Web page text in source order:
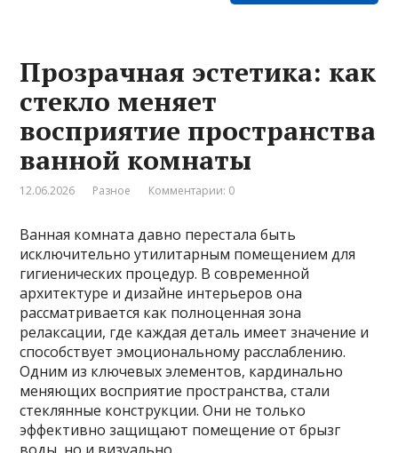
Прозрачная эстетика: как
стекло меняет
восприятие пространства
ванной комнаты
12.06.2026 Разное Комментарии: 0
Ванная комната давно перестала быть
исключительно утилитарным помещением для
гигиенических процедур. В современной
архитектуре и дизайне интерьеров она
рассматривается как полноценная зона
релаксации, где каждая деталь имеет значение и
способствует эмоциональному расслаблению.
Одним из ключевых элементов, кардинально
меняющих восприятие пространства, стали
стеклянные конструкции. Они не только
эффективно защищают помещение от брызг